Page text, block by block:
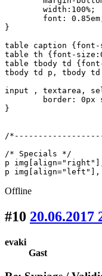
}
table caption
table th {font-
table tbody td
tbody td p, tbody
input , textarea,
}
/
/* Specials */
p
p img[align="left"],
Offline
#10 20.06.2017
evaki
Gast